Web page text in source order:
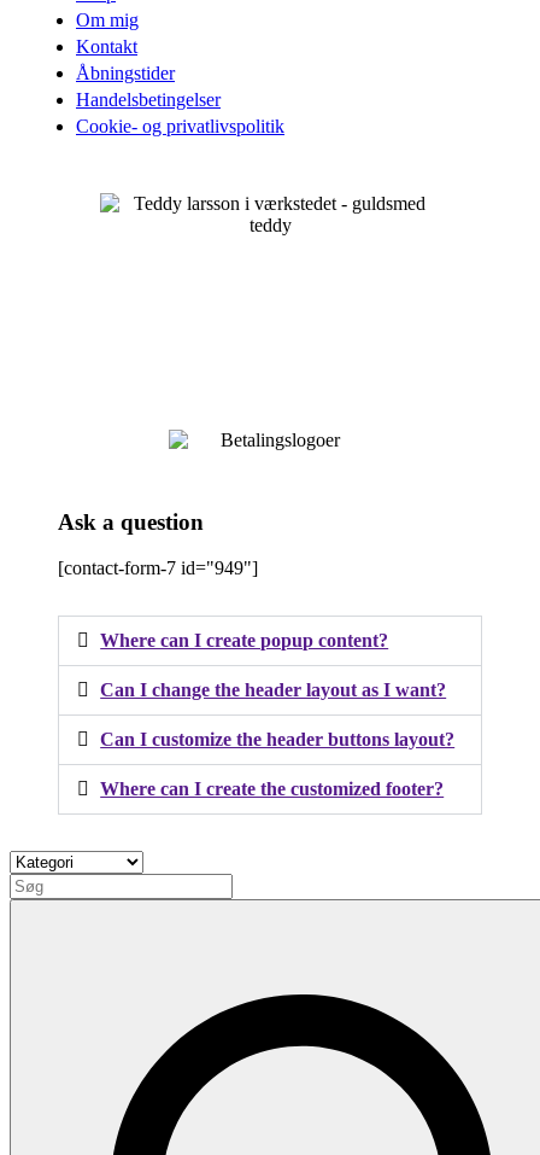
Om mig
Kontakt
Åbningstider
Handelsbetingelser
Cookie- og privatlivspolitik
Ask a question
[contact-form-7 id="949"]
Where can I create popup content?
Can I change the header layout as I want?
Can I customize the header buttons layout?
Where can I create the customized footer?